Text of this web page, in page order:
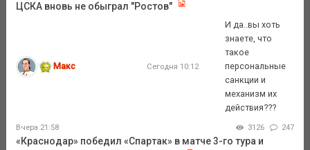
ЦСКА вновь не обыграл "Ростов"
Макс Сегодня 10:12
И да..вы хоть
знаете, что
такое
персональные
санкции и
механизм их
действия???
Вчера 21:58 3126 247
«Краснодар» победил «Спартак» в матче 3-го тура и